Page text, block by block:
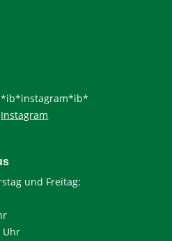
*ib*instagram*ib*
Instagram
und Freitag:
Uhr